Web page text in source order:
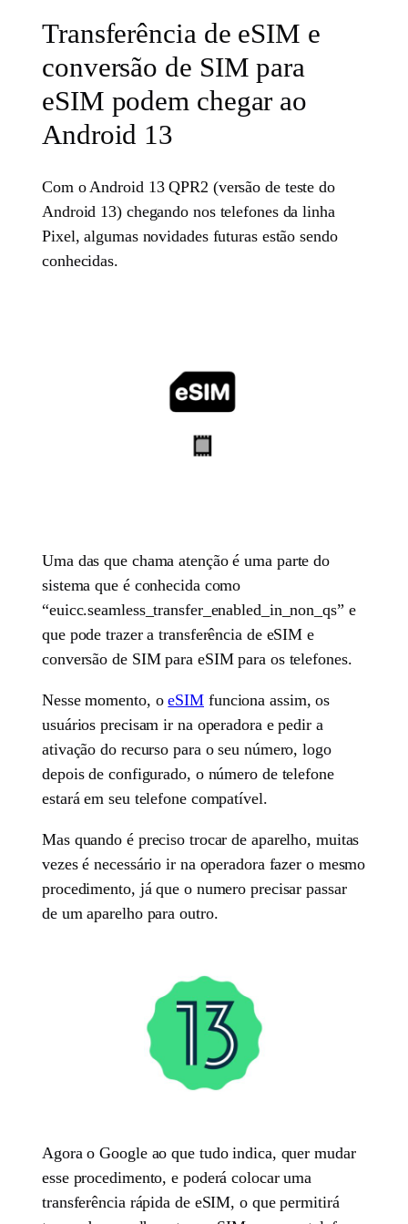
Transferência de eSIM e
conversão de SIM para
eSIM podem chegar ao
Android 13
Com o Android 13 QPR2 (versão de teste do
Android 13) chegando nos telefones da linha
Pixel, algumas novidades futuras estão sendo
conhecidas.
Uma das que chama atenção é uma parte do
sistema que é conhecida como
“euicc.seamless_transfer_enabled_in_non_qs” e
que pode trazer a transferência de eSIM e
conversão de SIM para eSIM para os telefones.
Nesse momento, oeSIM funciona assim, os
usuários precisam ir na operadora e pedir a
ativação do recurso para o seu número, logo
depois de configurado, o número de telefone
estará em seu telefone compatível.
Mas quando é preciso trocar de aparelho, muitas
vezes é necessário ir na operadora fazer o mesmo
procedimento, já que o numero precisar passar
de um aparelho para outro.
Agora o Google ao que tudo indica, quer mudar
esse procedimento, e poderá colocar uma
transferência rápida de eSIM, o que permitirá